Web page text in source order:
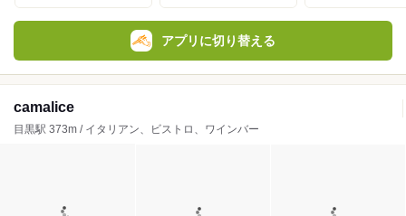
アプリに切り替える
camalice
目黒駅 373m / イタリアン、ビストロ、ワインバー